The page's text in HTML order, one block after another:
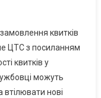
квитків
ЦТС з посиланням
квитків у
можуть
нові